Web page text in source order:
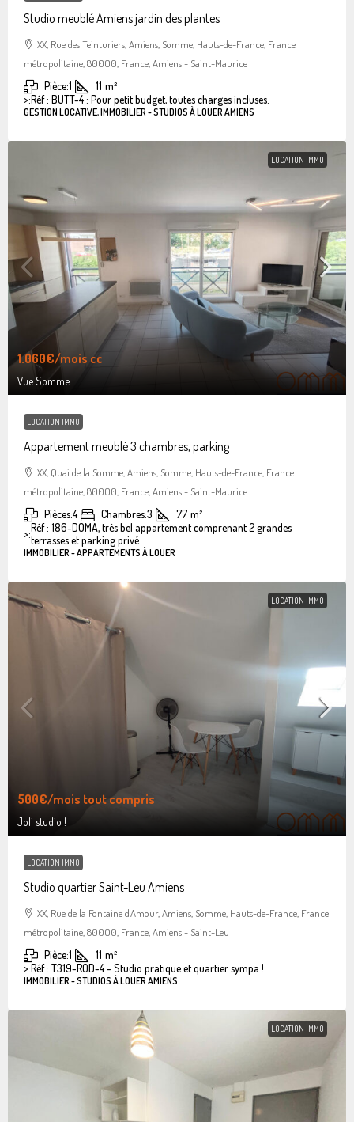
Studio meublé Amiens jardin des plantes
XX, Rue des Teinturiers, Amiens, Somme, Hauts-de-France, France
métropolitaine, 80000, France, Amiens - Saint-Maurice
Pièce:1 11 m²
>:Réf : BUTT-4 : Pour petit budget, toutes charges incluses.
GESTION LOCATIVE, IMMOBILIER - STUDIOS À LOUER AMIENS
LOCATION IMMO
1.060€/mois cc
Vue Somme
LOCATION IMMO
Appartement meublé 3 chambres, parking
XX, Quai de la Somme, Amiens, Somme, Hauts-de-France, France
métropolitaine, 80000, France, Amiens - Saint-Maurice
Pièces:4 Chambres:3 77 m²
>:Réf : 186-DOMA, très bel appartement comprenant 2 grandes
terrasses et parking privé
IMMOBILIER - APPARTEMENTS À LOUER
LOCATION IMMO
500€/mois tout compris
Joli studio !
LOCATION IMMO
Studio quartier Saint-Leu Amiens
XX, Rue de la Fontaine d'Amour, Amiens, Somme, Hauts-de-France, France
métropolitaine, 80000, France, Amiens - Saint-Leu
Pièce:1 11 m²
>:Réf : T319-ROD-4 - Studio pratique et quartier sympa !
IMMOBILIER - STUDIOS À LOUER AMIENS
LOCATION IMMO